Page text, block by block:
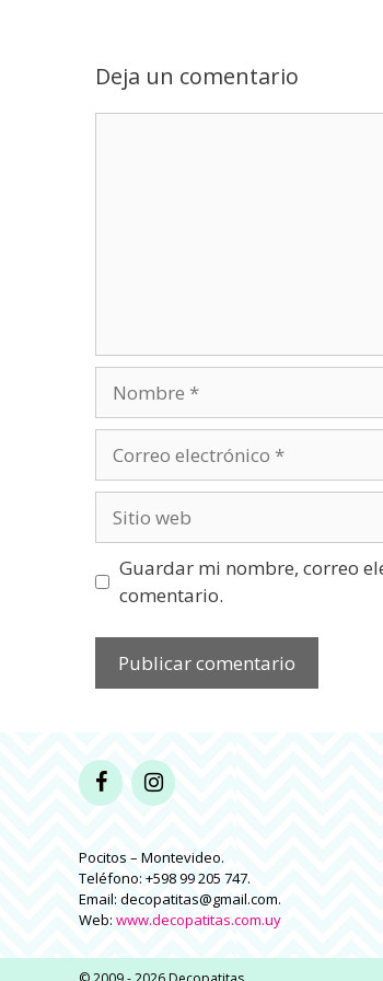
Deja un comentario
electrónico
web
Guardar mi nombre, correo
comentario.
Pocitos – Montevideo.
Teléfono: +598 99 205 747.
Email: decopatitas@gmail.com.
Web: www.decopatitas.com.uy